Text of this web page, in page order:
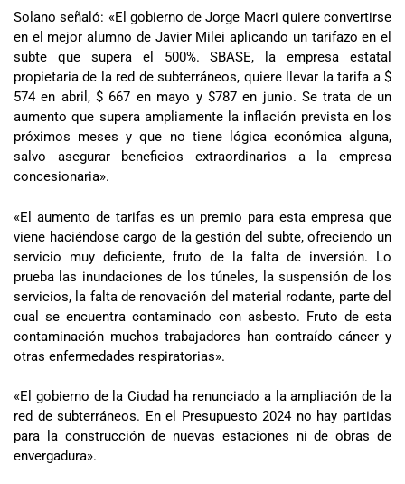
Solano señaló: «El gobierno de Jorge Macri quiere convertirse
en el mejor alumno de Javier Milei aplicando un tarifazo en el
subte que supera el 500%. SBASE, la empresa estatal
propietaria de la red de subterráneos, quiere llevar la tarifa a $
574 en abril, $ 667 en mayo y $787 en junio. Se trata de un
aumento que supera ampliamente la inflación prevista en los
próximos meses y que no tiene lógica económica alguna,
salvo asegurar beneficios extraordinarios a la empresa
concesionaria».
«El aumento de tarifas es un premio para esta empresa que
viene haciéndose cargo de la gestión del subte, ofreciendo un
servicio muy deficiente, fruto de la falta de inversión. Lo
prueba las inundaciones de los túneles, la suspensión de los
servicios, la falta de renovación del material rodante, parte del
cual se encuentra contaminado con asbesto. Fruto de esta
contaminación muchos trabajadores han contraído cáncer y
otras enfermedades respiratorias».
«El gobierno de la Ciudad ha renunciado a la ampliación de la
red de subterráneos. En el Presupuesto 2024 no hay partidas
para la construcción de nuevas estaciones ni de obras de
envergadura».